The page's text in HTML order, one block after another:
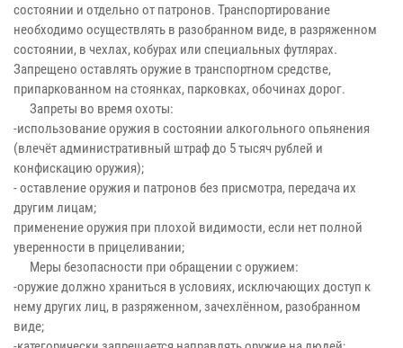
состоянии и отдельно от патронов. Транспортирование
необходимо осуществлять в разобранном виде, в разряженном
состоянии, в чехлах, кобурах или специальных футлярах.
Запрещено оставлять оружие в транспортном средстве,
припаркованном на стоянках, парковках, обочинах дорог.
Запреты во время охоты:
-использование оружия в состоянии алкогольного опьянения
(влечёт административный штраф до 5 тысяч рублей и
конфискацию оружия);
- оставление оружия и патронов без присмотра, передача их
другим лицам;
применение оружия при плохой видимости, если нет полной
уверенности в прицеливании;
Меры безопасности при обращении с оружием:
-оружие должно храниться в условиях, исключающих доступ к
нему других лиц, в разряженном, зачехлённом, разобранном
виде;